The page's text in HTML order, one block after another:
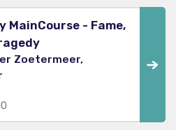
MainCourse - Fame,
Zoetermeer,